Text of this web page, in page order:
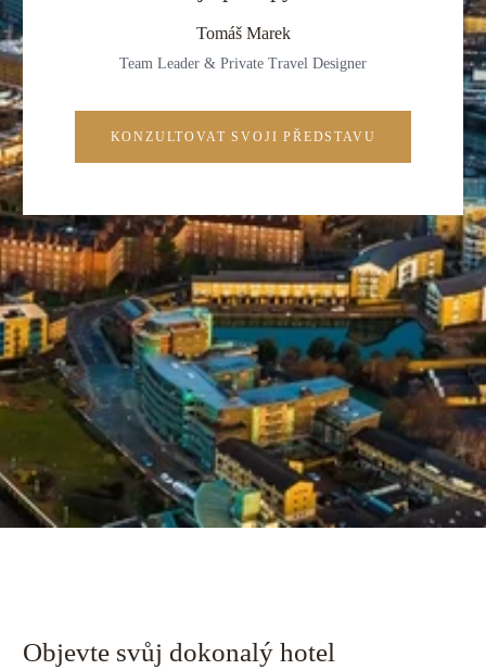
Tomáš Marek
Team Leader & Private Travel Designer
KONZULTOVAT SVOJI PŘEDSTAVU
Objevte svůj dokonalý hotel